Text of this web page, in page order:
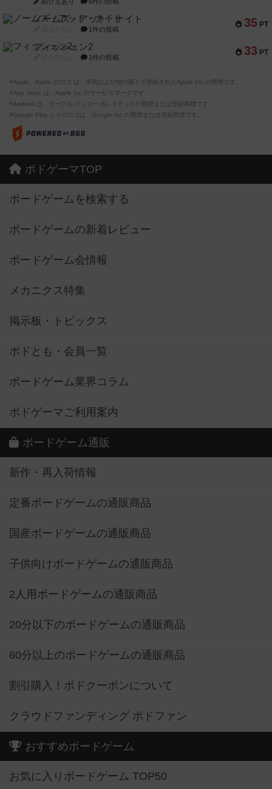
35 PT
ノームズ・アット・ナイト
1件の投稿
33 PT
フィッシェン2
1件の投稿
※Apple、Apple のロゴ は、米国および他の国々で登録されたApple Inc.の商標です。
※App Store は、Apple Inc.のサービスマークです。
※Android は、グーグル インコーポレイテッドの商標または登録商標です。
※Google Play とそのロゴは、Google Inc.の商標または登録商標です。
ボドゲーマTOP
ボードゲームを検索する
ボードゲームの新着レビュー
ボードゲーム会情報
メカニクス特集
掲示板・トピックス
ボドとも・会員一覧
ボードゲーム業界コラム
ボドゲーマご利用案内
ボードゲーム通販
新作・再入荷情報
定番ボードゲームの通販商品
国産ボードゲームの通販商品
子供向けボードゲームの通販商品
2人用ボードゲームの通販商品
20分以下のボードゲームの通販商品
60分以上のボードゲームの通販商品
割引購入！ボドクーポンについて
クラウドファンディング ボドファン
おすすめボードゲーム
お気に入りボードゲーム TOP50